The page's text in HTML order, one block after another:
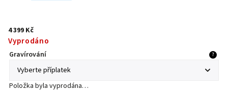
4 399 Kč
Vyprodáno
Gravírování ?
Položka byla vyprodána…